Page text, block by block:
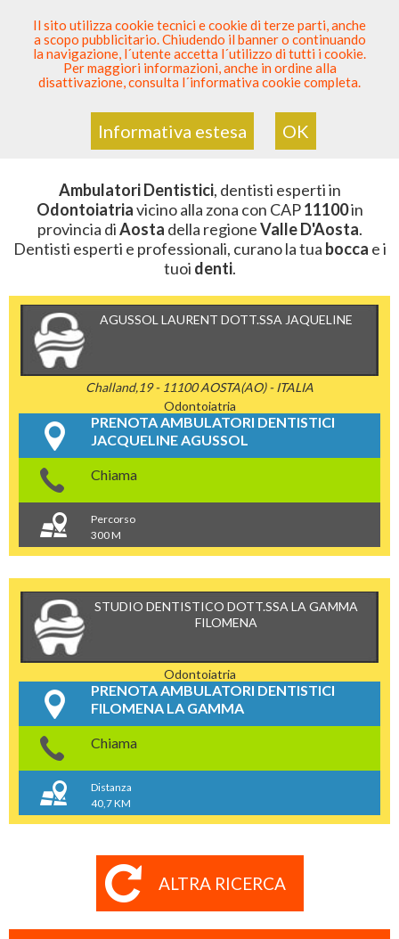
SEI DENTISTA? PARTECIPA
Sei QuiElenco Dentista Sicuro > Odontoiatria>
Ambulatori Dentistici>Valle D'Aosta>Aosta > CAP
11100
ZONA CON CAP 11100
Ambulatori Dentistici, dentisti esperti in
Odontoiatriavicino alla zona con CAP11100in
provincia diAosta della regioneValle D'Aosta.
Dentisti esperti e professionali, curano la tua bocca e i
tuoi denti.
AGUSSOL LAURENT DOTT.SSA JAQUELINE
Challand,19 - 11100 AOSTA(AO) - ITALIA
Odontoiatria
PRENOTA AMBULATORI DENTISTICI
JACQUELINE AGUSSOL
Chiama
Percorso
300 M
STUDIO DENTISTICO DOTT.SSA LA GAMMA
FILOMENA
Odontoiatria
PRENOTA AMBULATORI DENTISTICI
FILOMENA LA GAMMA
Chiama
Distanza
40,7 KM
ALTRA RICERCA
Il sito utilizza cookie tecnici e cookie di terze parti, anche
a scopo pubblicitario. Chiudendo il banner o continuando
la navigazione, l´utente accetta l´utilizzo di tutti i cookie.
Per maggiori informazioni, anche in ordine alla
disattivazione, consulta l´informativa cookie completa.
Informativa estesa OK